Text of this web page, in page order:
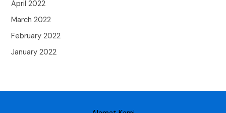
April 2022
March 2022
February 2022
January 2022